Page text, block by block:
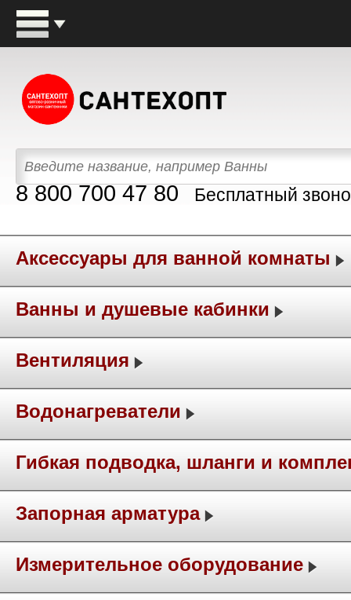
8 800 700 47 80 Бесплатный
Аксессуары для ванной комнаты
Ванны и душевые кабинки
Вентиляция
Водонагреватели
Гибкая подводка, шланги и
Запорная арматура
Измерительное оборудование